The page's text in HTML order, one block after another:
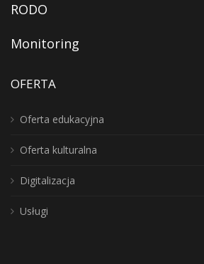
RODO
Monitoring
OFERTA
Oferta edukacyjna
Oferta kulturalna
Digitalizacja
Usługi